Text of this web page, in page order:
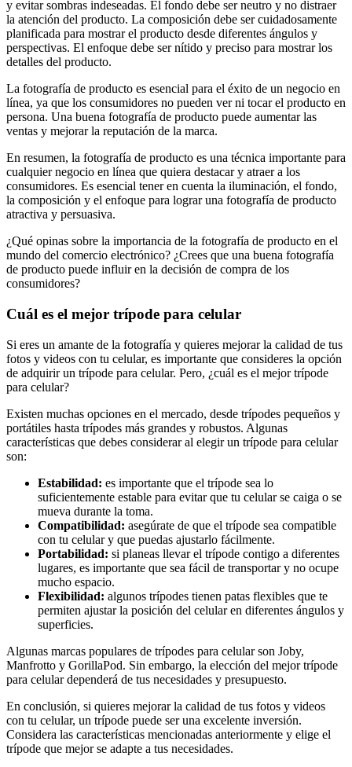
y evitar sombras indeseadas. El fondo debe ser neutro y no distraer
la atención del producto. La composición debe ser cuidadosamente
planificada para mostrar el producto desde diferentes ángulos y
perspectivas. El enfoque debe ser nítido y preciso para mostrar los
detalles del producto.
La fotografía de producto es esencial para el éxito de un negocio en
línea, ya que los consumidores no pueden ver ni tocar el producto en
persona. Una buena fotografía de producto puede aumentar las
ventas y mejorar la reputación de la marca.
En resumen, la fotografía de producto es una técnica importante para
cualquier negocio en línea que quiera destacar y atraer a los
consumidores. Es esencial tener en cuenta la iluminación, el fondo,
la composición y el enfoque para lograr una fotografía de producto
atractiva y persuasiva.
¿Qué opinas sobre la importancia de la fotografía de producto en el
mundo del comercio electrónico? ¿Crees que una buena fotografía
de producto puede influir en la decisión de compra de los
consumidores?
Cuál es el mejor trípode para celular
Si eres un amante de la fotografía y quieres mejorar la calidad de tus
fotos y videos con tu celular, es importante que consideres la opción
de adquirir un trípode para celular. Pero, ¿cuál es el mejor trípode
para celular?
Existen muchas opciones en el mercado, desde trípodes pequeños y
portátiles hasta trípodes más grandes y robustos. Algunas
características que debes considerar al elegir un trípode para celular
son:
Estabilidad: es importante que el trípode sea lo
suficientemente estable para evitar que tu celular se caiga o se
mueva durante la toma.
Compatibilidad: asegúrate de que el trípode sea compatible
con tu celular y que puedas ajustarlo fácilmente.
Portabilidad: si planeas llevar el trípode contigo a diferentes
lugares, es importante que sea fácil de transportar y no ocupe
mucho espacio.
Flexibilidad: algunos trípodes tienen patas flexibles que te
permiten ajustar la posición del celular en diferentes ángulos y
superficies.
Algunas marcas populares de trípodes para celular son Joby,
Manfrotto y GorillaPod. Sin embargo, la elección del mejor trípode
para celular dependerá de tus necesidades y presupuesto.
En conclusión, si quieres mejorar la calidad de tus fotos y videos
con tu celular, un trípode puede ser una excelente inversión.
Considera las características mencionadas anteriormente y elige el
trípode que mejor se adapte a tus necesidades.